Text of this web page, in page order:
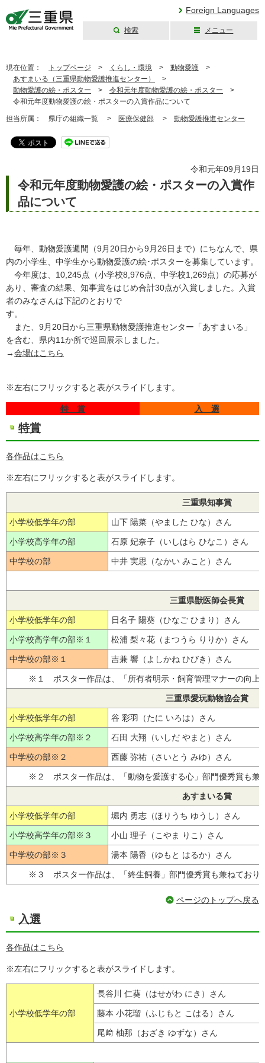
Foreign Languages
検索 メニュー
現在位置： トップページ > くらし・環境 > 動物愛護 >
あすまいる（三重県動物愛護推進センター）
>
動物愛護の絵・ポスター > 令和元年度動物愛護の絵・ポスター >
令和元年度動物愛護の絵・ポスターの入賞作品について
担当所属： 県庁の組織一覧 > 医療保健部 > 動物愛護推進センター
令和元年09月19日
令和元年度動物愛護の絵・ポスターの入賞作
品について
毎年、動物愛護週間（9月20日から9月26日まで）にちなんで、県
内の小学生、中学生から動物愛護の絵･ポスターを募集しています。
今年度は、10,245点（小学校8,976点、中学校1,269点）の応募が
あり、審査の結果、知事賞をはじめ合計30点が入賞しました。入賞
者のみなさんは下記のとおりで
す
また、9月20日から三重県動物愛護推進センター「あすまいる」
を含む、県内11か所で巡回展示しました。
→会場はこちら
※左右にフリックすると表がスライドします。
特 賞 入 選
特賞
各作品はこちら
※左右にフリックすると表がスライドします。
三重県知事賞
小学校低学年の部 山下 陽菜（やました ひな）さん
小学校高学年の部 石原 妃奈子（いしはら ひなこ）さん
中学校の部 中井 実思（なかい みこと）さん
三重県獣医師会長賞
小学校低学年の部 日名子 陽葵（ひなご ひまり）さん
小学校高学年の部※１ 松浦 梨々花（まつうら りりか）さん
中学校の部※１ 吉兼 響（よしかね ひびき）さん
※１ ポスター作品は、「所有者明示・飼育管理マナーの向上」
三重県愛玩動物協会賞
小学校低学年の部 谷 彩羽（たに いろは）さん
小学校高学年の部※２ 石田 大翔（いしだ やまと）さん
中学校の部※２ 西藤 弥祐（さいとう みゆ）さん
※２ ポスター作品は、「動物を愛護する心」部門優秀賞も兼
あすまいる賞
小学校低学年の部 堀内 勇志（ほりうち ゆうし）さん
小学校高学年の部※３ 小山 理子（こやま りこ）さん
中学校の部※３ 湯本 陽香（ゆもと はるか）さん
※３ ポスター作品は、「終生飼養」部門優秀賞も兼ねており
ページのトップへ戻る
入選
各作品はこちら
※左右にフリックすると表がスライドします。
小学校低学年の部
長谷川 仁葵（はせがわ にき）さん
藤本 小花瑠（ふじもと こはる）さん
尾﨑 柚那（おざき ゆずな）さん